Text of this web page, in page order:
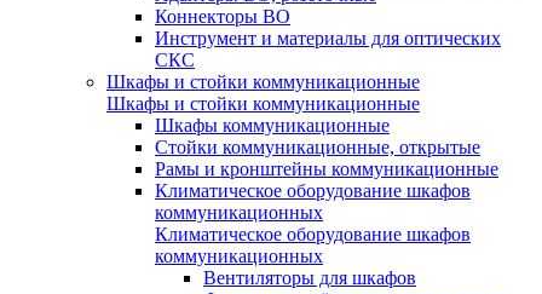
Коннекторы ВО
Инструмент и материалы для оптических
СКС
Шкафы и стойки коммуникационные
Шкафы и стойки коммуникационные
Шкафы коммуникационные
Стойки коммуникационные, открытые
Рамы и кронштейны коммуникационные
Климатическое оборудование шкафов
коммуникационных
Климатическое оборудование шкафов
коммуникационных
Вентиляторы для шкафов